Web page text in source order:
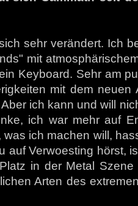
sehr verändert. Ich
mit
Keyboard. Sehr am
mit dem
ich kann und will
ich war mehr auf
was ich machen will,
auf Verwoesting hörst,
in der Metal
Arten des